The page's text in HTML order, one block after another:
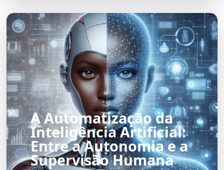
A Automatização da
Inteligência Artificial:
Entre a Autonomia e a
Supervisão Humana